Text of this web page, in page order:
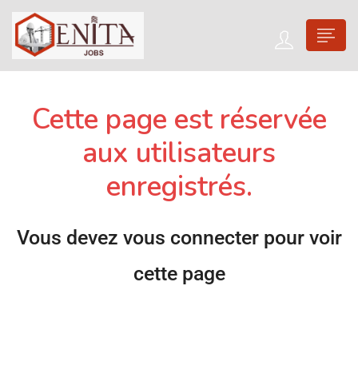
Cette page est réservée
aux utilisateurs
enregistrés.
Vous devez vous connecter pour voir
cette page